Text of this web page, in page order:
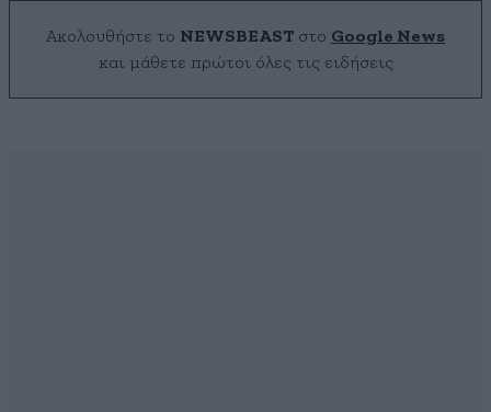
Ακολουθήστε το NEWSBEAST στο Google News
και μάθετε πρώτοι όλες τις ειδήσεις